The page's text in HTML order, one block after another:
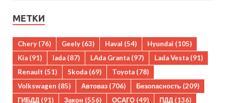
МЕТКИ
Chery (76) Geely (63) Haval (54) Hyundai (105)
Kia (91) lada (87) LAda Granta (97) Lada Vesta (91)
Renault (51) Skoda (69) Toyota (78)
Volkswagen (85) Автоваз (706) Безопасность (209)
ГИБДД (91) Закон (556) ОСАГО (49) ПДД (136)